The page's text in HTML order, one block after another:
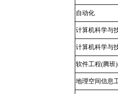
自动化
计算机科学与
计算机科学与
软件工程(腾班)
地理空间信息